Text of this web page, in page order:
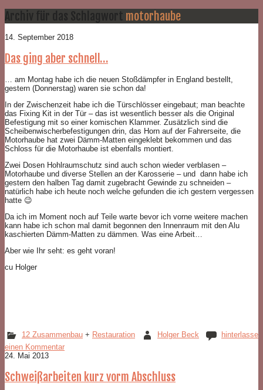
Archiv für das Schlagwort motorhaube
14. September 2018
Das ging aber schnell…
… am Montag habe ich die neuen Stoßdämpfer in England bestellt,
gestern (Donnerstag) waren sie schon da!
In der Zwischenzeit habe ich die Türschlösser eingebaut; man beachte
das Fixing Kit in der Tür – das ist wesentlich besser als die Original
Befestigung mit so einer komischen Klammer. Zusätzlich sind die
Scheibenwischerbefestigungen drin, das Horn auf der Fahrerseite, die
Motorhaube hat zwei Dämm-Matten eingeklebt bekommen und das
Schloss für die Motorhaube ist ebenfalls montiert.
Zwei Dosen Hohlraumschutz sind auch schon wieder verblasen –
Motorhaube und diverse Stellen an der Karosserie – und dann habe ich
gestern den halben Tag damit zugebracht Gewinde zu schneiden –
natürlich habe ich heute noch welche gefunden die ich gestern vergessen
hatte 😉
Da ich im Moment noch auf Teile warte bevor ich vorne weitere machen
kann habe ich schon mal damit begonnen den Innenraum mit den Alu
kaschierten Dämm-Matten zu dämmen. Was eine Arbeit…
Aber wie Ihr seht: es geht voran!
cu Holger
12 Zusammenbau + Restauration Holger Beck
hinterlasse
einen Kommentar
24. Mai 2013
Schweißarbeiten kurz vorm Abschluss